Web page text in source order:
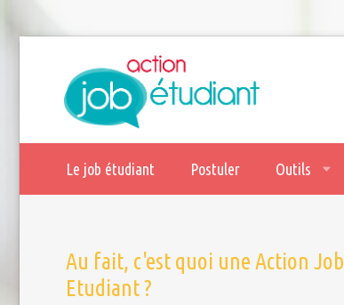
Le job étudiant Postuler Outils
Au fait, c'est quoi une Action Job
Etudiant ?